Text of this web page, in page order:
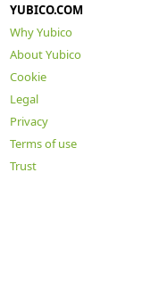
YUBICO.COM
Why Yubico
About Yubico
Cookie
Legal
Privacy
Terms of use
Trust